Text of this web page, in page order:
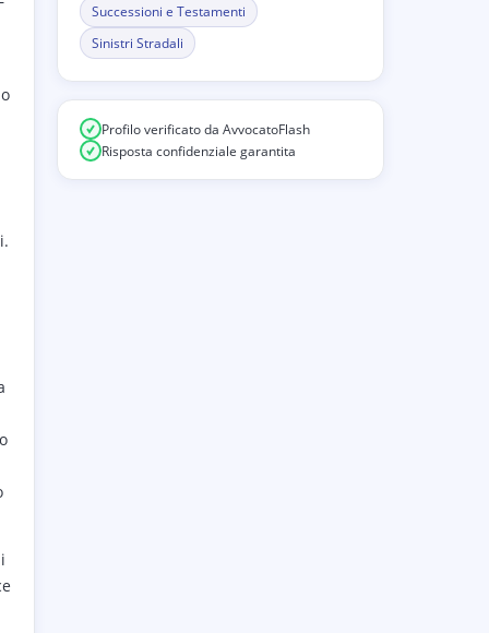
Successioni e Testamenti
Sinistri Stradali
Profilo verificato da AvvocatoFlash
Risposta confidenziale garantita